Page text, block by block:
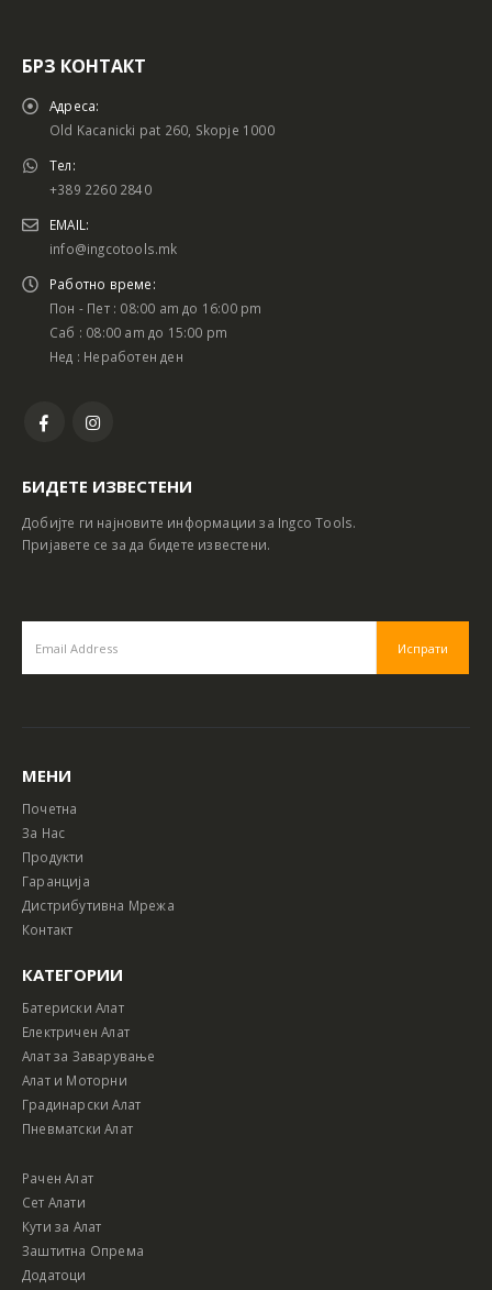
БРЗ КОНТАКТ
Адреса:
Old Kacanicki pat 260, Skopje 1000
Тел:
+389 2260 2840
EMAIL:
info@ingcotools.mk
Работно време:
Пон - Пет : 08:00 am до 16:00 pm
Саб : 08:00 am до 15:00 pm
Нед : Неработен ден
БИДЕТЕ ИЗВЕСТЕНИ
Добијте ги најновите информации за Ingco Tools.
Пријавете се за да бидете известени.
МЕНИ
Почетна
За Нас
Продукти
Гаранција
Дистрибутивна Мрежа
Контакт
КАТЕГОРИИ
Батериски Алат
Електричен Алат
Алат за Заварување
Алат и Моторни
Градинарски Алат
Пневматски Алат
Рачен Алат
Сет Алати
Кути за Алат
Заштитна Опрема
Додатоци